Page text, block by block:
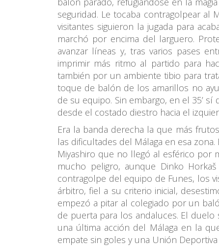
seguridad. Le tocaba contragolpear al
visitantes siguieron la jugada para
marchó por encima del larguero.
avanzar líneas y, tras varios pases
imprimir más ritmo al partido para
también por un ambiente tibio para
toque de balón de los amarillos no
de su equipo. Sin embargo, en el 35’
desde el costado diestro hacia el
Era la banda derecha la que más
las dificultades del Málaga en esa
Miyashiro que no llegó al esférico por
mucho peligro, aunque Dinko
contragolpe del equipo de Funes, los
árbitro, fiel a su criterio inicial,
empezó a pitar al colegiado por un
de puerta para los andaluces. El
una última acción del Málaga en la
empate sin goles y una Unión